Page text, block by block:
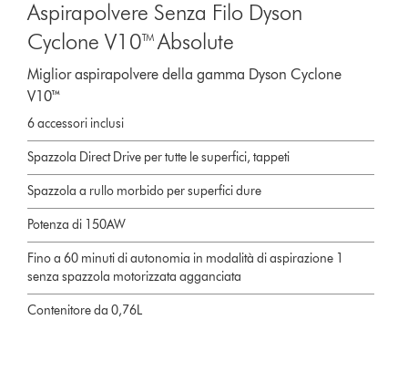
Aspirapolvere Senza Filo Dyson
Cyclone V10™ Absolute
Miglior aspirapolvere della gamma Dyson Cyclone
V10™
6 accessori inclusi
Spazzola Direct Drive per tutte le superfici, tappeti
Spazzola a rullo morbido per superfici dure
Potenza di 150AW
Fino a 60 minuti di autonomia in modalità di aspirazione 1
senza spazzola motorizzata agganciata
Contenitore da 0,76L